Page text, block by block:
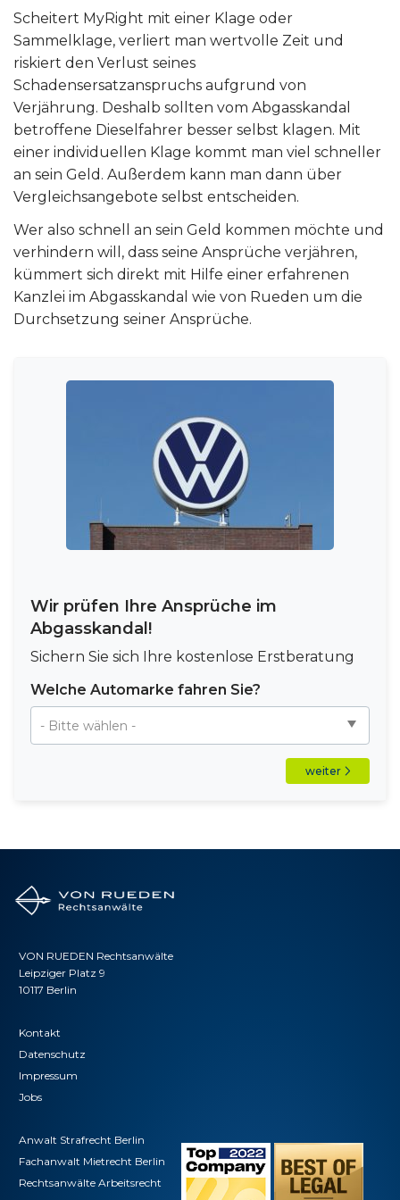
Scheitert MyRight mit einer Klage oder
Sammelklage, verliert man wertvolle Zeit und
riskiert den Verlust seines
Schadensersatzanspruchs aufgrund von
Verjährung. Deshalb sollten vom Abgasskandal
betroffene Dieselfahrer besser selbst klagen. Mit
einer individuellen Klage kommt man viel schneller
an sein Geld. Außerdem kann man dann über
Vergleichsangebote selbst entscheiden.
Wer also schnell an sein Geld kommen möchte und
verhindern will, dass seine Ansprüche verjähren,
kümmert sich direkt mit Hilfe einer erfahrenen
Kanzlei im Abgasskandal wie von Rueden um die
Durchsetzung seiner Ansprüche.
Wir prüfen Ihre Ansprüche im
Abgasskandal!
Sichern Sie sich Ihre kostenlose Erstberatung
Welche Automarke fahren Sie?
weiter
VON RUEDEN Rechtsanwälte
Leipziger Platz 9
10117 Berlin
Kontakt
Datenschutz
Impressum
Jobs
Anwalt Strafrecht Berlin
Fachanwalt Mietrecht Berlin
Rechtsanwälte Arbeitsrecht